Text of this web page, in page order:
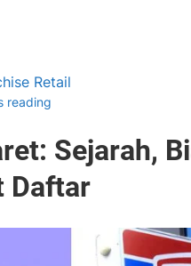
Retail
reading
Sejarah,
Daftar